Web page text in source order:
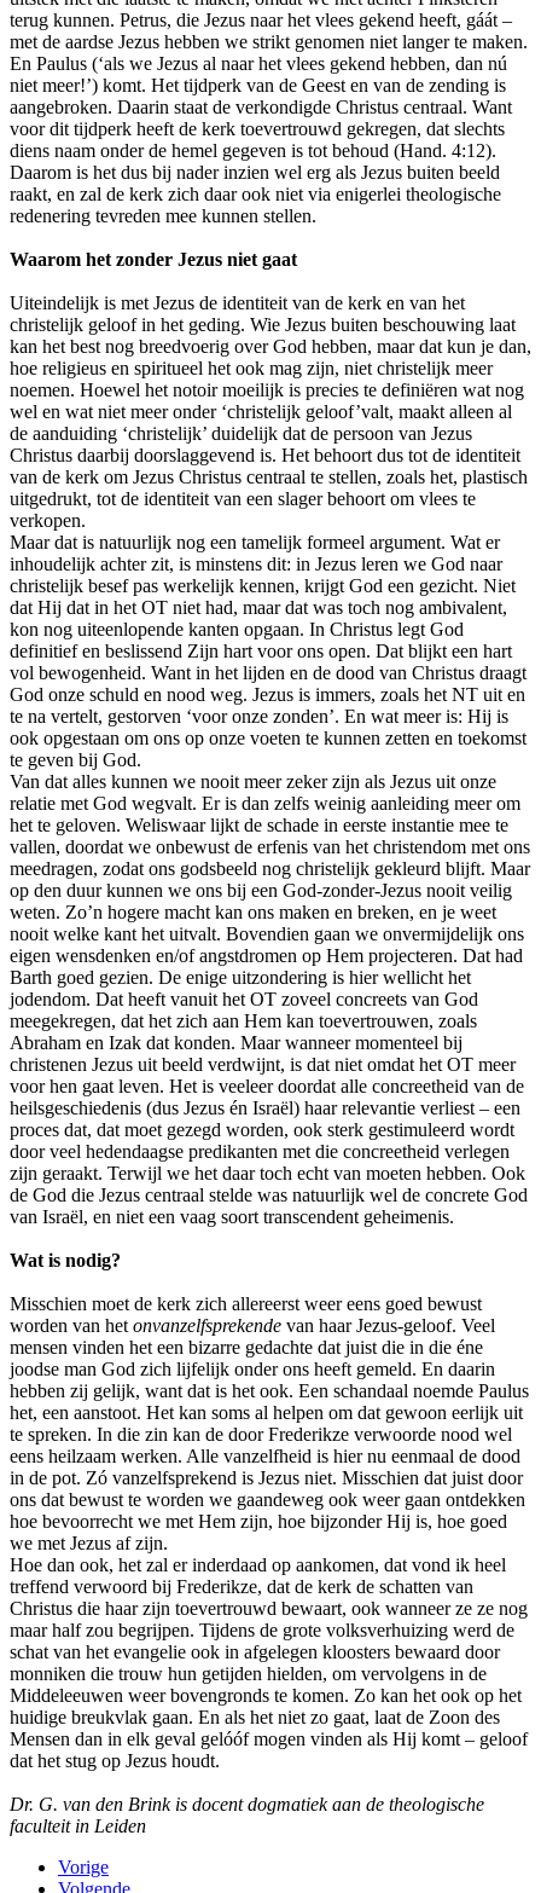
terug kunnen. Petrus, die Jezus naar het vlees gekend heeft, gáát –
met de aardse Jezus hebben we strikt genomen niet langer te maken.
En Paulus (‘als we Jezus al naar het vlees gekend hebben, dan nú
niet meer!’) komt. Het tijdperk van de Geest en van de zending is
aangebroken. Daarin staat de verkondigde Christus centraal. Want
voor dit tijdperk heeft de kerk toevertrouwd gekregen, dat slechts
diens naam onder de hemel gegeven is tot behoud (Hand. 4:12).
Daarom is het dus bij nader inzien wel erg als Jezus buiten beeld
raakt, en zal de kerk zich daar ook niet via enigerlei theologische
redenering tevreden mee kunnen stellen.
Waarom het zonder Jezus niet gaat
Uiteindelijk is met Jezus de identiteit van de kerk en van het
christelijk geloof in het geding. Wie Jezus buiten beschouwing laat
kan het best nog breedvoerig over God hebben, maar dat kun je dan,
hoe religieus en spiritueel het ook mag zijn, niet christelijk meer
noemen. Hoewel het notoir moeilijk is precies te definiëren wat nog
wel en wat niet meer onder ‘christelijk geloof’valt, maakt alleen al
de aanduiding ‘christelijk’ duidelijk dat de persoon van Jezus
Christus daarbij doorslaggevend is. Het behoort dus tot de identiteit
van de kerk om Jezus Christus centraal te stellen, zoals het, plastisch
uitgedrukt, tot de identiteit van een slager behoort om vlees te
verkopen.
Maar dat is natuurlijk nog een tamelijk formeel argument. Wat er
inhoudelijk achter zit, is minstens dit: in Jezus leren we God naar
christelijk besef pas werkelijk kennen, krijgt God een gezicht. Niet
dat Hij dat in het OT niet had, maar dat was toch nog ambivalent,
kon nog uiteenlopende kanten opgaan. In Christus legt God
definitief en beslissend Zijn hart voor ons open. Dat blijkt een hart
vol bewogenheid. Want in het lijden en de dood van Christus draagt
God onze schuld en nood weg. Jezus is immers, zoals het NT uit en
te na vertelt, gestorven ‘voor onze zonden’. En wat meer is: Hij is
ook opgestaan om ons op onze voeten te kunnen zetten en toekomst
te geven bij God.
Van dat alles kunnen we nooit meer zeker zijn als Jezus uit onze
relatie met God wegvalt. Er is dan zelfs weinig aanleiding meer om
het te geloven. Weliswaar lijkt de schade in eerste instantie mee te
vallen, doordat we onbewust de erfenis van het christendom met ons
meedragen, zodat ons godsbeeld nog christelijk gekleurd blijft. Maar
op den duur kunnen we ons bij een God-zonder-Jezus nooit veilig
weten. Zo’n hogere macht kan ons maken en breken, en je weet
nooit welke kant het uitvalt. Bovendien gaan we onvermijdelijk ons
eigen wensdenken en/of angstdromen op Hem projecteren. Dat had
Barth goed gezien. De enige uitzondering is hier wellicht het
jodendom. Dat heeft vanuit het OT zoveel concreets van God
meegekregen, dat het zich aan Hem kan toevertrouwen, zoals
Abraham en Izak dat konden. Maar wanneer momenteel bij
christenen Jezus uit beeld verdwijnt, is dat niet omdat het OT meer
voor hen gaat leven. Het is veeleer doordat alle concreetheid van de
heilsgeschiedenis (dus Jezus én Israël) haar relevantie verliest – een
proces dat, dat moet gezegd worden, ook sterk gestimuleerd wordt
door veel hedendaagse predikanten met die concreetheid verlegen
zijn geraakt. Terwijl we het daar toch echt van moeten hebben. Ook
de God die Jezus centraal stelde was natuurlijk wel de concrete God
van Israël, en niet een vaag soort transcendent geheimenis.
Wat is nodig?
Misschien moet de kerk zich allereerst weer eens goed bewust
worden van het onvanzelfsprekende van haar Jezus-geloof. Veel
mensen vinden het een bizarre gedachte dat juist die in die éne
joodse man God zich lijfelijk onder ons heeft gemeld. En daarin
hebben zij gelijk, want dat is het ook. Een schandaal noemde Paulus
het, een aanstoot. Het kan soms al helpen om dat gewoon eerlijk uit
te spreken. In die zin kan de door Frederikze verwoorde nood wel
eens heilzaam werken. Alle vanzelfheid is hier nu eenmaal de dood
in de pot. Zó vanzelfsprekend is Jezus niet. Misschien dat juist door
ons dat bewust te worden we gaandeweg ook weer gaan ontdekken
hoe bevoorrecht we met Hem zijn, hoe bijzonder Hij is, hoe goed
we met Jezus af zijn.
Hoe dan ook, het zal er inderdaad op aankomen, dat vond ik heel
treffend verwoord bij Frederikze, dat de kerk de schatten van
Christus die haar zijn toevertrouwd bewaart, ook wanneer ze ze nog
maar half zou begrijpen. Tijdens de grote volksverhuizing werd de
schat van het evangelie ook in afgelegen kloosters bewaard door
monniken die trouw hun getijden hielden, om vervolgens in de
Middeleeuwen weer bovengronds te komen. Zo kan het ook op het
huidige breukvlak gaan. En als het niet zo gaat, laat de Zoon des
Mensen dan in elk geval gelóóf mogen vinden als Hij komt – geloof
dat het stug op Jezus houdt.
Dr. G. van den Brink is docent dogmatiek aan de theologische
faculteit in Leiden
Vorige
Volgende